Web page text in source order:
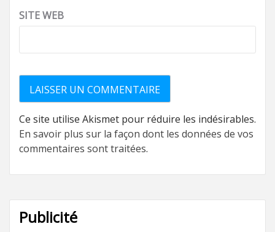
SITE WEB
Ce site utilise Akismet pour réduire les indésirables.
En savoir plus sur la façon dont les données de vos
commentaires sont traitées.
Publicité